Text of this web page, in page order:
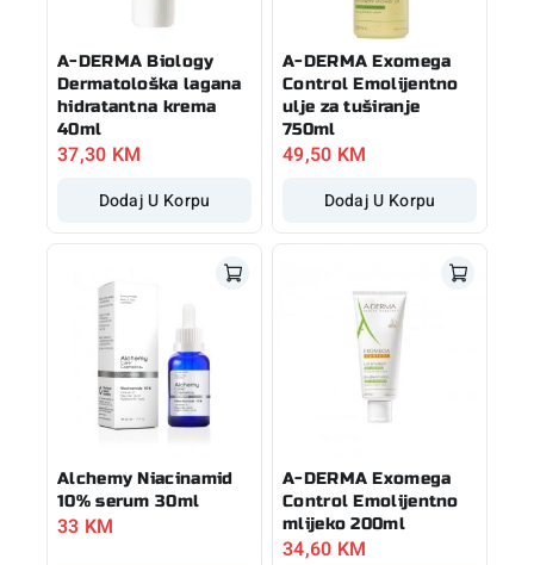
A-DERMA Biology
Dermatološka lagana
hidratantna krema
40ml
37,30 KM
Dodaj U Korpu
A-DERMA Exomega
Control Emolijentno
ulje za tuširanje
750ml
49,50 KM
Dodaj U Korpu
Alchemy Niacinamid
10% serum 30ml
33 KM
A-DERMA Exomega
Control Emolijentno
mlijeko 200ml
34,60 KM